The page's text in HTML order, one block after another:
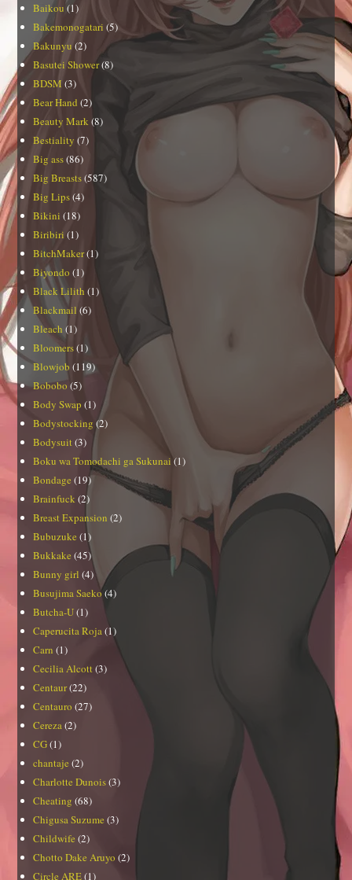
Baikou (1)
Bakemonogatari (5)
Bakunyu(2)
Basutei Shower(8)
BDSM (3)
Bear Hand (2)
Beauty Mark (8)
Bestiality (7)
Big ass(86)
Big Breasts(587)
Big Lips(4)
Bikini (18)
Biribiri (1)
BitchMaker(1)
Biyondo (1)
Black Lilith (1)
Blackmail (6)
Bleach (1)
Bloomers(1)
Blowjob (119)
Bobobo (5)
Body Swap (1)
Bodystocking (2)
Bodysuit(3)
Boku wa Tomodachi ga Sukunai (1)
Bondage (19)
Brainfuck (2)
Breast Expansion (2)
Bubuzuke (1)
Bukkake (45)
Bunny girl (4)
Busujima Saeko (4)
Butcha-U(1)
Caperucita Roja(1)
Carn (1)
Cecilia Alcott(3)
Centaur(22)
Centauro (27)
Cereza(2)
CG(1)
chantaje (2)
Charlotte Dunois(3)
Cheating (68)
Chigusa Suzume (3)
Childwife (2)
Chotto Dake Aruyo (2)
Circle ARE(1)